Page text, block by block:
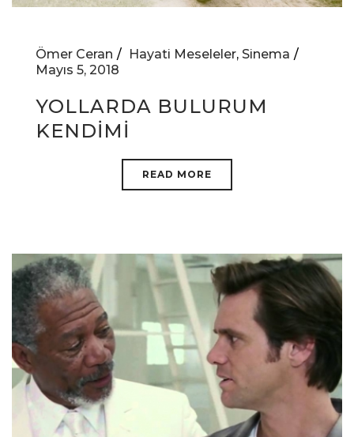
Ömer Ceran Hayati Meseleler, Sinema
Mayıs 5, 2018
YOLLARDA BULURUM
KENDİMİ
READ MORE